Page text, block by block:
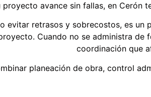
proyecto avance sin fallas, en
evitar retrasos y sobrecostos, es
Cuando no se administra de
coordinación que
planeación de obra, control